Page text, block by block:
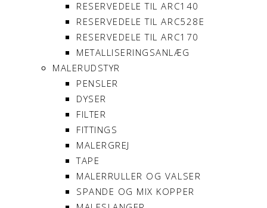
RESERVEDELE TIL ARC140
RESERVEDELE TIL ARC528E
RESERVEDELE TIL ARC170
METALLISERINGSANLÆG
MALERUDSTYR
PENSLER
DYSER
FILTER
FITTINGS
MALERGREJ
TAPE
MALERRULLER OG VALSER
SPANDE OG MIX KOPPER